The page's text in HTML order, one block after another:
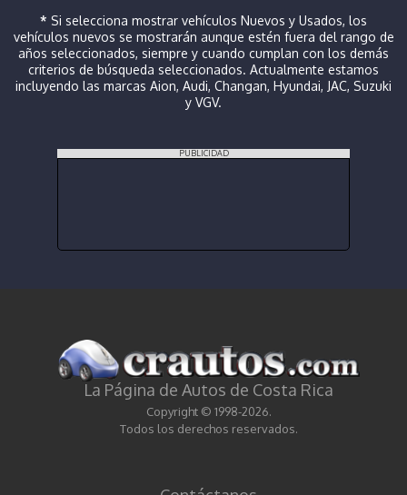
* Si selecciona mostrar vehículos Nuevos y Usados, los
vehículos nuevos se mostrarán aunque estén fuera del rango de
años seleccionados, siempre y cuando cumplan con los demás
criterios de búsqueda seleccionados. Actualmente estamos
incluyendo las marcas Aion, Audi, Changan, Hyundai, JAC, Suzuki
y VGV.
PUBLICIDAD
La Página de Autos de Costa Rica
Copyright © 1998-2026.
Todos los derechos reservados.